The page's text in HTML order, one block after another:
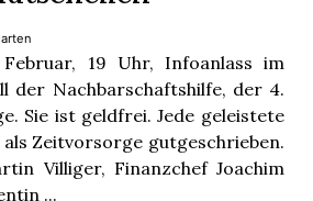
19 Uhr, Infoanlass im
der Nachbarschaftshilfe, der 4.
Sie ist geldfrei. Jede geleistete
Zeitvorsorge gutgeschrieben.
Villiger, Finanzchef Joachim
...